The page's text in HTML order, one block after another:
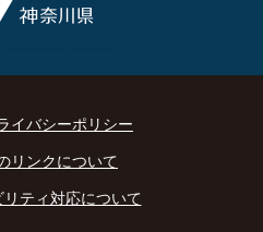
イバシーポリシー
リンクについて
ティ対応について